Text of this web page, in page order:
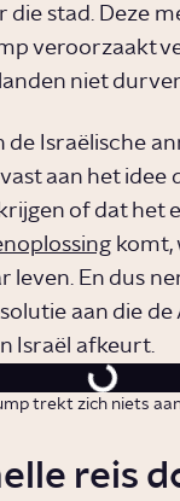
die stad. Deze
veroorzaakt
niet
Israëlische
aan het idee
of dat het
komt,
leven. En dus
aan die
Israël afkeurt.
trekt zich niets
reis